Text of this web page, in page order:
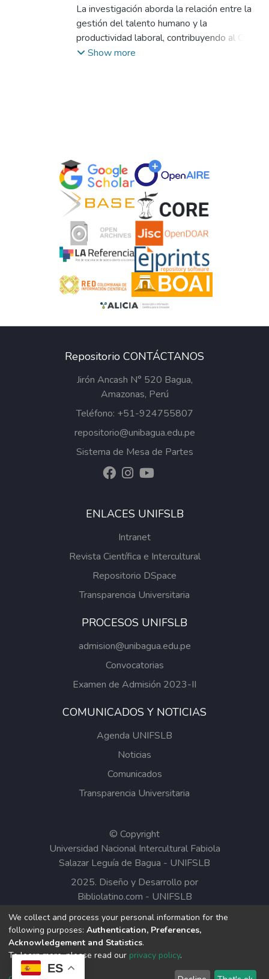
ES
Salazar Leguía de Bagua, 2024-09-06)
Akintui Antich, Julian Palomino;Quispe
Campos, Tito Edinson
La investigación aborda la relación entre la
gestión del talento humano y la
productividad laboral, contribuyendo al ODS
(Trabajo decente y crecimiento económico).
indican una correlación positiva significativa
(Rho de Spearman = 0,740) entre la
gestión del talento humano y la
productividad laboral. Conclusiones
destacadas incluyen la necesidad de
mejorar la remuneración y los procesos de
incorporación de personal. Esta
investigación proporciona datos valiosos
para desarrollar estrategias efectivas en la
gestión del talento humano, mejorando la
productividad y el rendimiento laboral en el
contexto municipal.
Show more
Repositorio CONTÁCTANOS
Jirón Ancash N° 520 Bagua,
Amazonas, Perú
Teléfono: +51-924755807
repositorio@unibagua.edu.pe
Sistema de Mesa de Partes
ENLACES UNIFSLB
Intranet
Revista Científica e Intercultural
Repositorio DSpace
Transparencia Universitaria
PROCESOS UNIFSLB
admision@unibagua.edu.pe
Convocatorias
Examen de Admisión 2023-II
COMUNICADOS Y NOTICIAS
Agenda UNIFSLB
Noticias
Comunicados
Transparencia Universitaria
© Copyright
Universidad Nacional Intercultural Fabiola
Salazar Leguía de Bagua - UNIFSLB
2025. Diseño y Desarrollo por
Bibliolatino.com - UNIFSLB
Todos los contenidos del Repositorio
Institucional de la UNIFSLB están bajo la
Licencia Creative Commons.
We collect and process your personal information for the
following purposes: Authentication, Preferences,
Acknowledgement and Statistics.
To learn more, please read our privacy policy.